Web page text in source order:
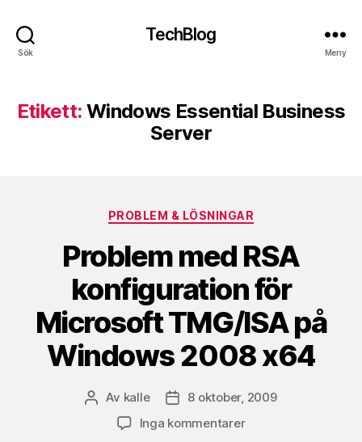
Sök
TechBlog
Meny
Etikett: Windows Essential Business
Server
Kategorier
PROBLEM & LÖSNINGAR
Problem med RSA
konfiguration för
Microsoft TMG/ISA på
Windows 2008 x64
Inläggsförfattare
Av kalle Inläggsdatum
8 oktober, 2009
Inga kommentarertill